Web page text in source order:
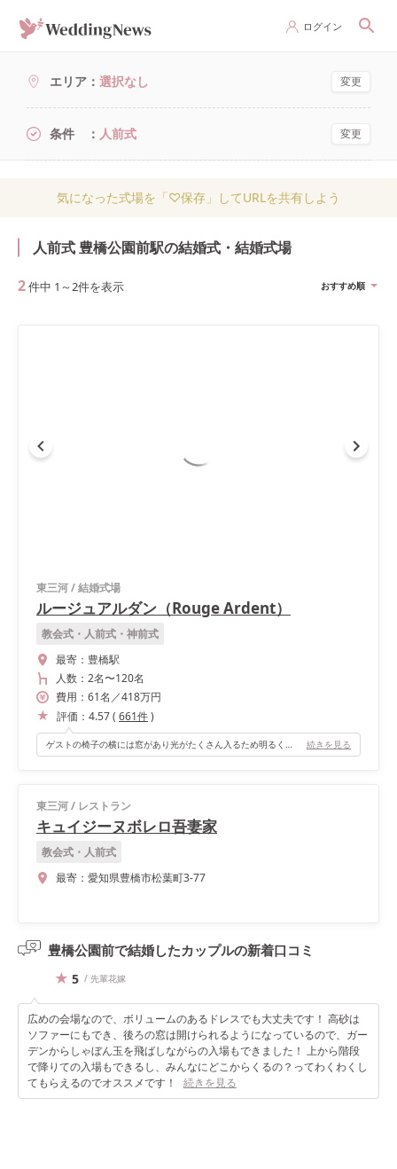
ログイン
エリア 選択なし 変更
条件 人前式 変更
気になった式場を「♡保存」してURLを共有しよう
人前式 豊橋公園前駅の結婚式・結婚式場
2件中 1 ～ 2件を表示 おすすめ順
東三河/結婚式場
ルージュアルダン（Rouge Ardent）
教会式・人前式・神前式
最寄： 豊橋駅
人数： 2名〜120名
費用： 61名 ／418万円
評価： 4.57( 661件)
ゲストの椅子の横には窓があり光がたくさん入るため明るくなります！ チャペルに窓があるのは珍しく見学に行った時から絶対ここで挙げたい！と思いました＾＾ 続きを見る
東三河/ レストラン
キュイジーヌボレロ吾妻家
教会式・人前式
最寄： 愛知県豊橋市松葉町3-77
豊橋公園前で結婚したカップルの新着口コミ
5 / 先輩花嫁
広めの会場なので、ボリュームのあるドレスでも大丈夫です！ 高砂は
ソファーにもでき、後ろの窓は開けられるようになっているので、ガー
デンからしゃぼん玉を飛ばしながらの入場もできました！ 上から階段
で降りての入場もできるし、みんなにどこからくるの？ってわくわくし
てもらえるのでオススメです！
続きを見る